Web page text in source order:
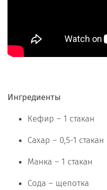
Ингредиенты
Кефир – 1 стакан
Сахар – 0,5-1 стакан
Манка – 1 стакан
Сода – щепотка